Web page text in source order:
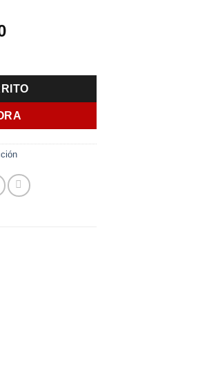
de espesor cantidad